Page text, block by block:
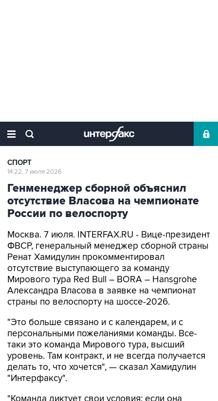
СПОРТ
14:22, 7 июля 2026
Генменеджер сборной объяснил
отсутствие Власова на чемпионате
России по велоспорту
Москва. 7 июля. INTERFAX.RU - Вице-президент
ФВСР, генеральный менеджер сборной страны
Ренат Хамидулин прокомментировал
отсутствие выступающего за команду
Мирового тура Red Bull – BORA – Hansgrohe
Александра Власова в заявке на чемпионат
страны по велоспорту на шоссе-2026.
"Это больше связано и с календарем, и с
персональными пожеланиями команды. Все-
таки это команда Мирового тура, высший
уровень. Там контракт, и не всегда получается
делать то, что хочется", — сказал Хамидулин
"Интерфаксу".